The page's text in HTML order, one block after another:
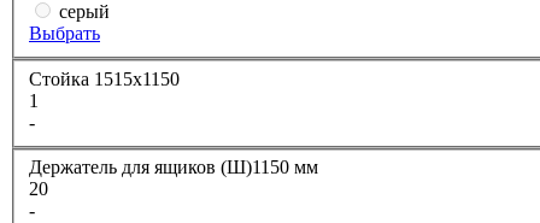
серый
Выбрать
Стойка 1515х1150
1
-
Держатель для ящиков (Ш)1150 мм
20
-